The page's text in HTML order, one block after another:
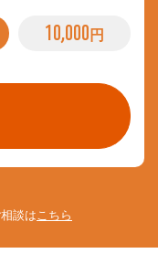
10,000 円
談は こちら